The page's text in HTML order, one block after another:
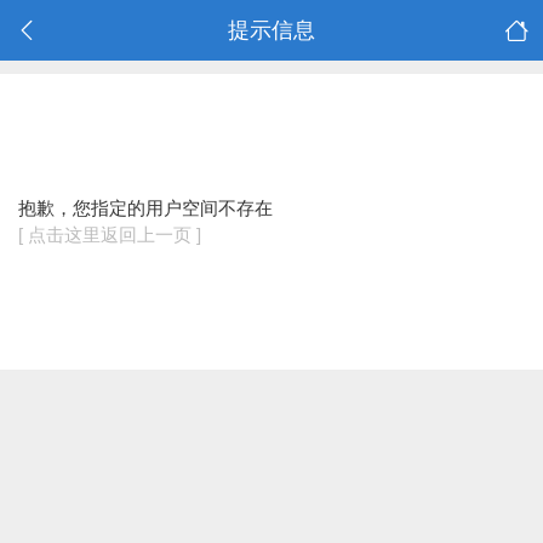
提示信息
抱歉，您指定的用户空间不存在
[ 点击这里返回上一页 ]